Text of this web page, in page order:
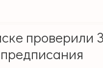
проверили